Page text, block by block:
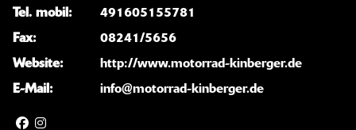
Tel. mobil:
491605155781
Fax:
08241/5656
Website:
http://www.motorrad-kinberger.de
E-Mail:
info@motorrad-kinberger.de